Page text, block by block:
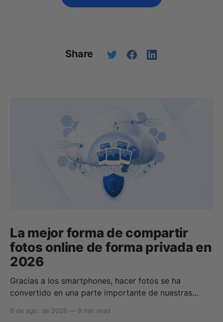
Share
La mejor forma de compartir
fotos online de forma privada en
2026
Gracias a los smartphones, hacer fotos se ha
convertido en una parte importante de nuestras
familiares. Gracias a los servicios de almacenamiento
6 de ago. de 2026 — 9 min read